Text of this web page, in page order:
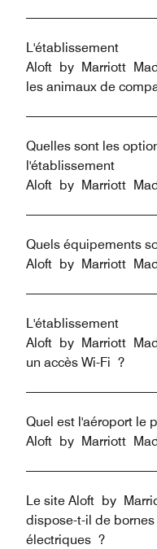
L'établissement
Aloft by Marriott
les animaux de
Quelles sont les
l'établissement
Aloft by Marriott
Quels équipements
Aloft by Marriott
L'établissement
Aloft by Marriott
un accès Wi-Fi ?
Quel est l'aéroport le
Aloft by Marriott
Le site Aloft by
dispose-t-il de
électriques ?